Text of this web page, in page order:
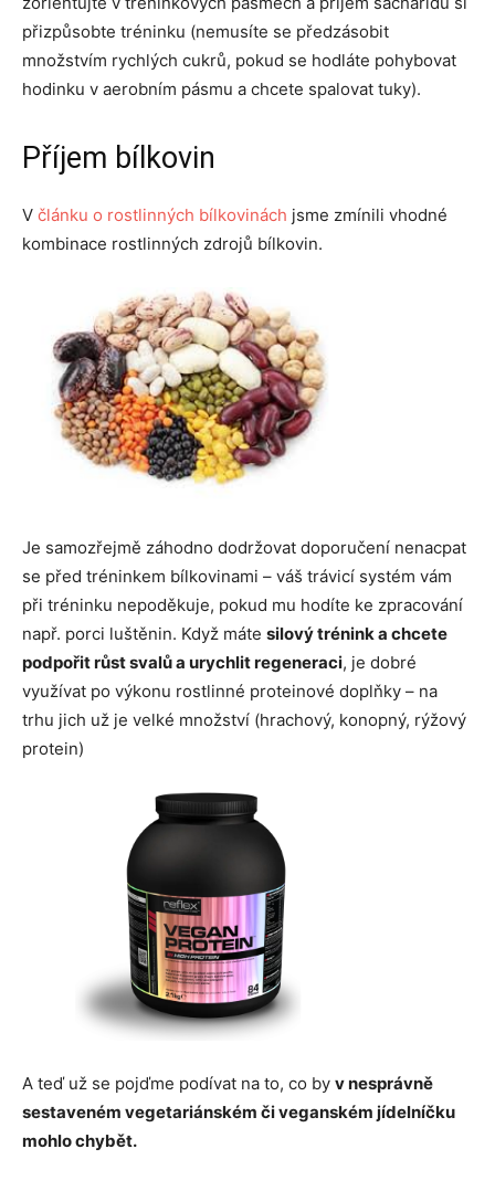
přizpůsobte tréninku (nemusíte se předzásobit
množstvím rychlých cukrů, pokud se hodláte pohybovat
hodinku v aerobním pásmu a chcete spalovat tuky).
Příjem bílkovin
V článku o rostlinných bílkovinách jsme zmínili vhodné
kombinace rostlinných zdrojů bílkovin.
Je samozřejmě záhodno dodržovat doporučení nenacpat
se před tréninkem bílkovinami – váš trávicí systém vám
při tréninku nepoděkuje, pokud mu hodíte ke zpracování
např. porci luštěnin. Když máte silový trénink a chcete
podpořit růst svalů a urychlit regeneraci, je dobré
využívat po výkonu rostlinné proteinové doplňky – na
trhu jich už je velké množství (hrachový, konopný, rýžový
protein)
A teď už se pojďme podívat na to, co by v nesprávně
sestaveném vegetariánském či veganském jídelníčku
mohlo chybět.